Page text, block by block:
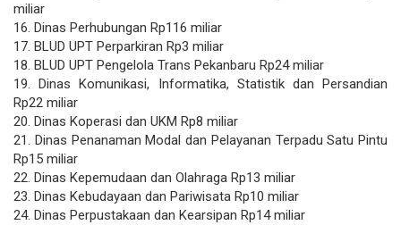
miliar
16. Dinas Perhubungan Rp116 miliar
17. BLUD UPT Perparkiran Rp3 miliar
18. BLUD UPT Pengelola Trans Pekanbaru Rp24 miliar
19. Dinas Komunikasi, Informatika, Statistik dan Persandian
Rp22 miliar
20. Dinas Koperasi dan UKM Rp8 miliar
21. Dinas Penanaman Modal dan Pelayanan Terpadu Satu Pintu
Rp15 miliar
22. Dinas Kepemudaan dan Olahraga Rp13 miliar
23. Dinas Kebudayaan dan Pariwisata Rp10 miliar
24. Dinas Perpustakaan dan Kearsipan Rp14 miliar